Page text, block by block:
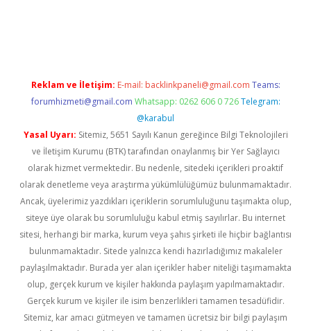
Reklam ve İletişim: E-mail: backlinkpaneli@gmail.com Teams:
forumhizmeti@gmail.com Whatsapp: 0262 606 0 726 Telegram:
@karabul
Yasal Uyarı: Sitemiz, 5651 Sayılı Kanun gereğince Bilgi Teknolojileri
ve İletişim Kurumu (BTK) tarafından onaylanmış bir Yer Sağlayıcı
olarak hizmet vermektedir. Bu nedenle, sitedeki içerikleri proaktif
olarak denetleme veya araştırma yükümlülüğümüz bulunmamaktadır.
Ancak, üyelerimiz yazdıkları içeriklerin sorumluluğunu taşımakta olup,
siteye üye olarak bu sorumluluğu kabul etmiş sayılırlar. Bu internet
sitesi, herhangi bir marka, kurum veya şahıs şirketi ile hiçbir bağlantısı
bulunmamaktadır. Sitede yalnızca kendi hazırladığımız makaleler
paylaşılmaktadır. Burada yer alan içerikler haber niteliği taşımamakta
olup, gerçek kurum ve kişiler hakkında paylaşım yapılmamaktadır.
Gerçek kurum ve kişiler ile isim benzerlikleri tamamen tesadüfidir.
Sitemiz, kar amacı gütmeyen ve tamamen ücretsiz bir bilgi paylaşım